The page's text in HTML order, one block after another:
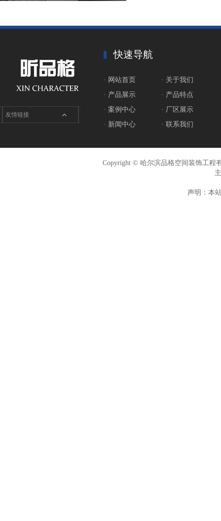
友情链接
快速导航
· 网站首页
· 关于我们
· 产品展示
· 产品特点
· 案例中心
· 厂区展示
· 新闻中心
· 联系我们
Copyright © 哈尔滨品格空间装饰工程
声明：本